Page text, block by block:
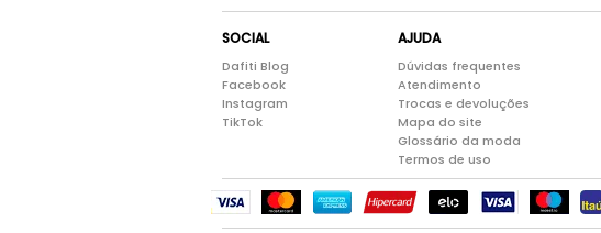
SOCIAL
Dafiti Blog
Facebook
Instagram
TikTok
AJUDA
Dúvidas frequentes
Atendimento
Trocas e devoluções
Mapa do site
Glossário da moda
Termos de uso